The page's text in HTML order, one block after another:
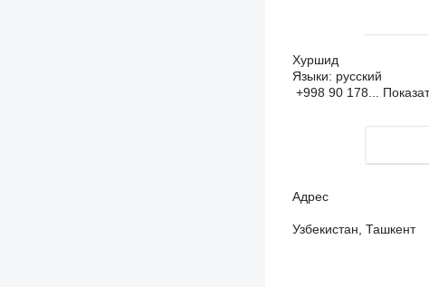
Хуршид
Языки: русский
+998 90 178...
Адрес
Узбекистан, Ташкент